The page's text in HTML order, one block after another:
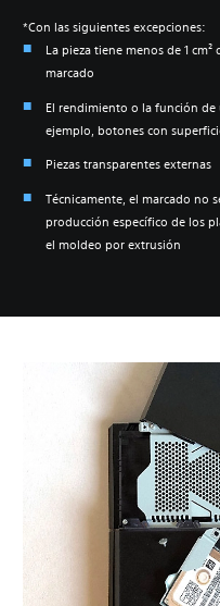
*Con las siguientes excepciones:
La pieza tiene menos de 1
marcado
El rendimiento o la función
ejemplo, botones con
Piezas transparentes externas
Técnicamente, el marcado no
producción específico de los
el moldeo por extrusión